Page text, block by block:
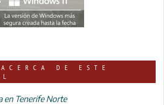
DE ESTE
en Tenerife Norte